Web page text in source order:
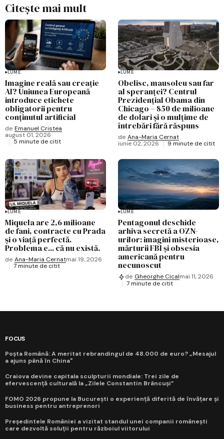
Citește mai mult
LUME
Imagine reală sau creație
AI? Uniunea Europeană
introduce etichete
obligatorii pentru
conținutul artificial
de Emanuel Cristea
august 01, 2026
5 minute de citit
LUME
Obelisc, mausoleu sau far
al speranței? Centrul
Prezidențial Obama din
Chicago – 850 de milioane
de dolari și o mulțime de
întrebări fără răspuns
de Ana-Maria Cernat
iunie 02, 2026
9 minute de citit
LUME
Miquela are 2,6 milioane
de fani, contracte cu Prada
și o viață perfectă.
Problema e... că nu există.
de Ana-Maria Cernatmai 19, 2026
7 minute de citit
LUME
Pentagonul deschide
arhiva secretă a OZN-
urilor: imagini misterioase,
mărturii FBI și obsesia
americană pentru
necunoscut
de Gheorghe Cicalmai 11, 2026
7 minute de citit
FOCUS
Poșta Română: A meritat rebrandingul de 48.000 de euro? „Mesajul
a ajuns până în China"
Craiova devine capitala sculpturii mondiale: Trei zile de
efervescență culturală la „Zilele Constantin Brâncuși”
FOMO 2026 propune la București o experiență diferită de învățare și
business pentru antreprenori
Președintele României a vizitat standul unei companii românești
care dezvoltă soluții pentru războiul viitorului